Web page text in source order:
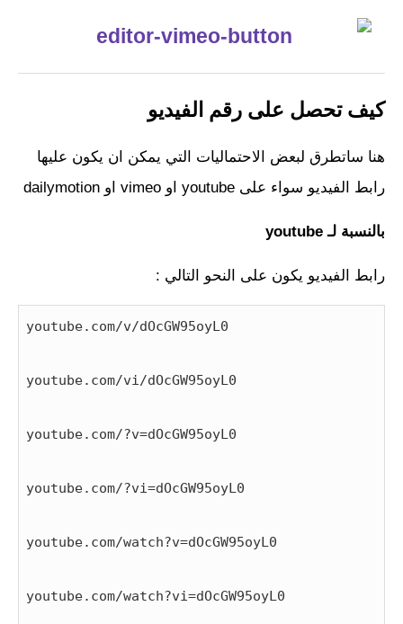
كيف تحصل على رقم الفيديو
هنا ساتطرق لبعض الاحتماليات التي يمكن ان يكون عليها
رابط الفيديو سواء على youtube او vimeo او dailymotion
بالنسبة لـ youtube
رابط الفيديو يكون على النحو التالي :
youtube.com/v/dOcGW95oyL0
youtube.com/vi/dOcGW95oyL0
youtube.com/?v=dOcGW95oyL0
youtube.com/?vi=dOcGW95oyL0
youtube.com/watch?v=dOcGW95oyL0
youtube.com/watch?vi=dOcGW95oyL0